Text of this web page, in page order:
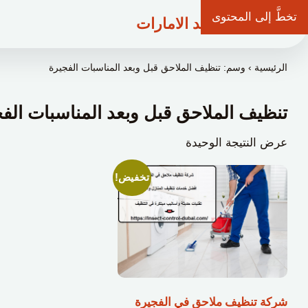
تخطَّ إلى المحتوى
شركة وعد الامارات
الرئيسية › وسم: تنظيف الملاحق قبل وبعد المناسبات الفجيرة
تنظيف الملاحق قبل وبعد المناسبات
عرض النتيجة الوحيدة
تخفيض!
شركة تنظيف ملاحق في الفجيرة